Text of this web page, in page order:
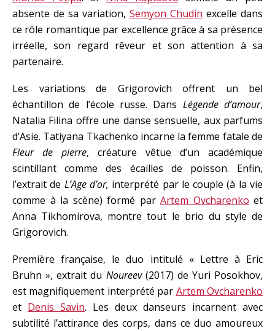
absente de sa variation, Semyon Chudin excelle dans
ce rôle romantique par excellence grâce à sa présence
irréelle, son regard rêveur et son attention à sa
partenaire.
Les variations de Grigorovich offrent un bel
échantillon de l’école russe. Dans Légende d’amour,
Natalia Filina offre une danse sensuelle, aux parfums
d’Asie. Tatiyana Tkachenko incarne la femme fatale de
Fleur de pierre, créature vêtue d’un académique
scintillant comme des écailles de poisson. Enfin,
l’extrait de L’Age d’or, interprété par le couple (à la vie
comme à la scène) formé par Artem Ovcharenko et
Anna Tikhomirova, montre tout le brio du style de
Grigorovich.
Première française, le duo intitulé « Lettre à Eric
Bruhn », extrait du Noureev(2017) de Yuri Posokhov,
est magnifiquement interprété par Artem Ovcharenko
et Denis Savin. Les deux danseurs incarnent avec
subtilité l’attirance des corps, dans ce duo amoureux